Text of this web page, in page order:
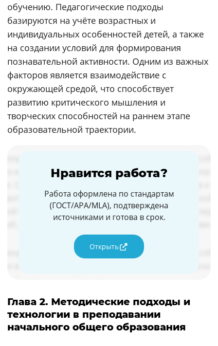
обучению. Педагогические подходы
базируются на учёте возрастных и
индивидуальных особенностей детей, а также
на создании условий для формирования
познавательной активности. Одним из важных
факторов является взаимодействие с
окружающей средой, что способствует
развитию критического мышления и
творческих способностей на раннем этапе
образовательной траектории.
Нравится работа?
Работа оформлена по стандартам
(ГОСТ/APA/MLA), подтверждена
источниками и готова в срок.
Открыть
Глава 2. Методические подходы и
технологии в преподавании
начального общего образования